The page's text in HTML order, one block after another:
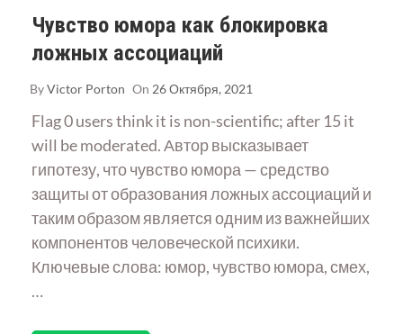
Чувство юмора как блокировка
ложных ассоциаций
ByVictor Porton On 26 Октября, 2021
Flag 0 users think it is non-scientific; after 15 it
will be moderated. Автор высказывает
гипотезу, что чувство юмора — средство
защиты от образования ложных ассоциаций и
таким образом является одним из важнейших
компонентов человеческой психики.
Ключевые слова: юмор, чувство юмора, смех,
…